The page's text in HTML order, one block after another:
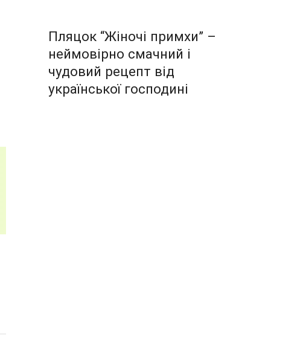
Пляцок “Жіночі примхи” –
неймовірно смачний і
чудовий рецепт від
української господині